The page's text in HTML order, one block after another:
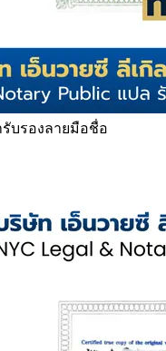
บรองลายมือชื่อ